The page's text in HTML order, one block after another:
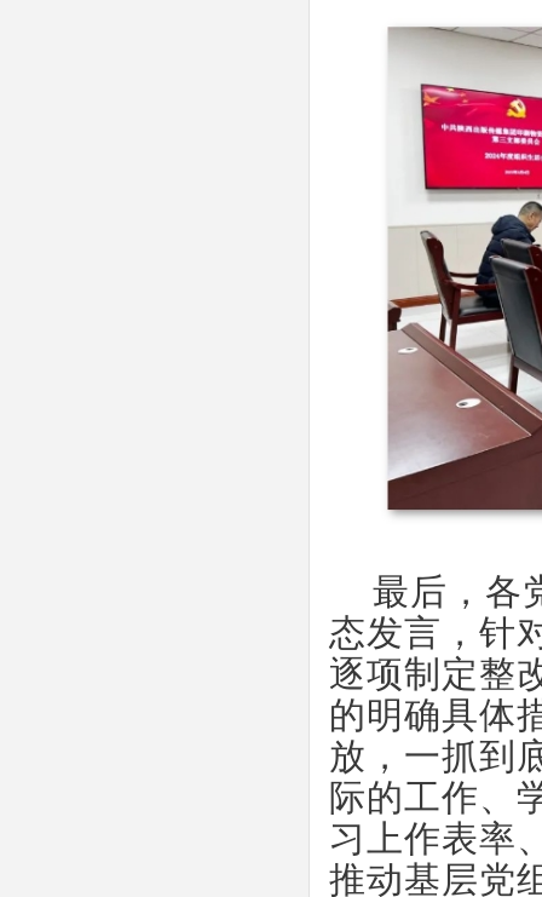
最后，各
态发言，针
逐项制定整
的明确具体
放，一抓到
际的工作、
习上作表率
推动基层党